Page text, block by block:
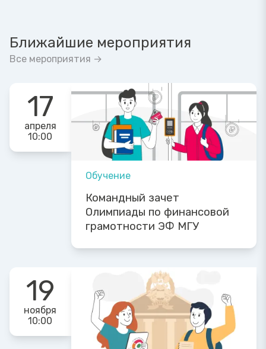
Ближайшие мероприятия
Все мероприятия →
17
апреля
10:00
Обучение
Командный зачет
Олимпиады по финансовой
грамотности ЭФ МГУ
19
ноября
10:00